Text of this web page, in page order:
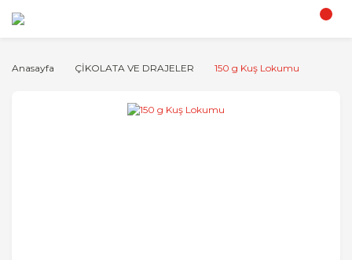
Anasayfa ÇİKOLATA VE DRAJELER 150 g Kuş Lokumu